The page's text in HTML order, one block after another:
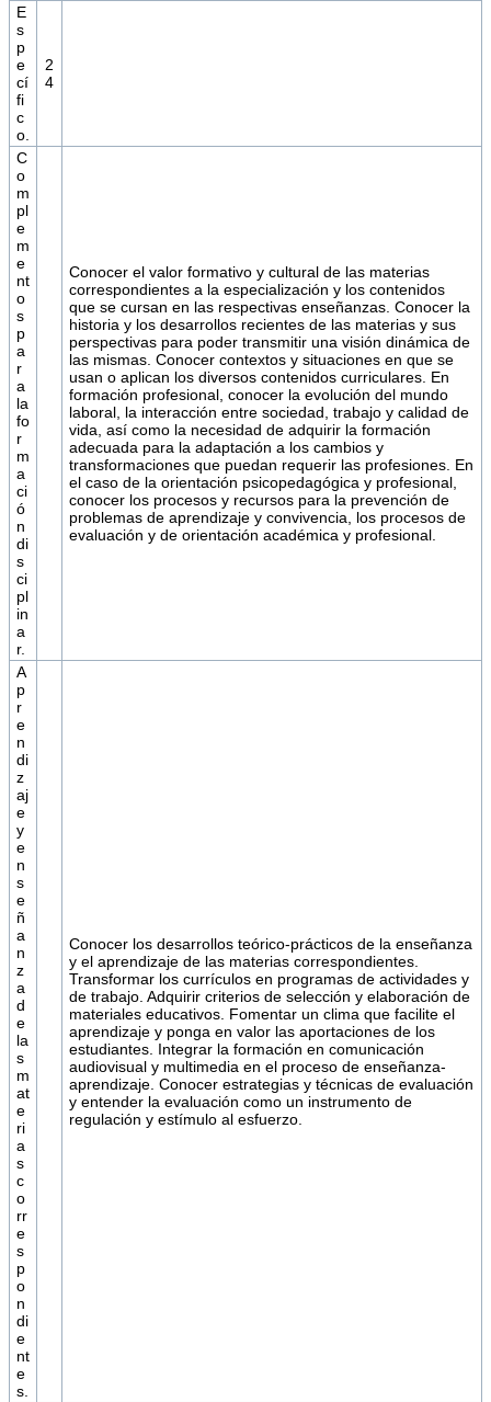
E
s
p
e
cí
fi
c
o.
2
4
C
o
m
pl
e
m
e
nt
o
s
p
a
r
a
la
fo
r
m
a
ci
ó
n
di
s
ci
pl
in
a
r.
Conocer el valor formativo y cultural de las materias
correspondientes a la especialización y los contenidos
que se cursan en las respectivas enseñanzas. Conocer la
historia y los desarrollos recientes de las materias y sus
perspectivas para poder transmitir una visión dinámica de
las mismas. Conocer contextos y situaciones en que se
usan o aplican los diversos contenidos curriculares. En
formación profesional, conocer la evolución del mundo
laboral, la interacción entre sociedad, trabajo y calidad de
vida, así como la necesidad de adquirir la formación
adecuada para la adaptación a los cambios y
transformaciones que puedan requerir las profesiones. En
el caso de la orientación psicopedagógica y profesional,
conocer los procesos y recursos para la prevención de
problemas de aprendizaje y convivencia, los procesos de
evaluación y de orientación académica y profesional.
A
p
r
e
n
di
z
aj
e
y
e
n
s
e
ñ
a
n
z
a
d
e
la
s
m
at
e
ri
a
s
c
o
rr
e
s
p
o
n
di
e
nt
e
s.
Conocer los desarrollos teórico-prácticos de la enseñanza
y el aprendizaje de las materias correspondientes.
Transformar los currículos en programas de actividades y
de trabajo. Adquirir criterios de selección y elaboración de
materiales educativos. Fomentar un clima que facilite el
aprendizaje y ponga en valor las aportaciones de los
estudiantes. Integrar la formación en comunicación
audiovisual y multimedia en el proceso de enseñanza-
aprendizaje. Conocer estrategias y técnicas de evaluación
y entender la evaluación como un instrumento de
regulación y estímulo al esfuerzo.